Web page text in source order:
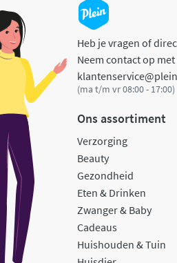
Heb je vragen of
Neem contact op
(ma t/m vr 08:00 - 17:00)
Ons assortiment
Verzorging
Beauty
Gezondheid
Eten & Drinken
Zwanger & Baby
Cadeaus
Huishouden & Tuin